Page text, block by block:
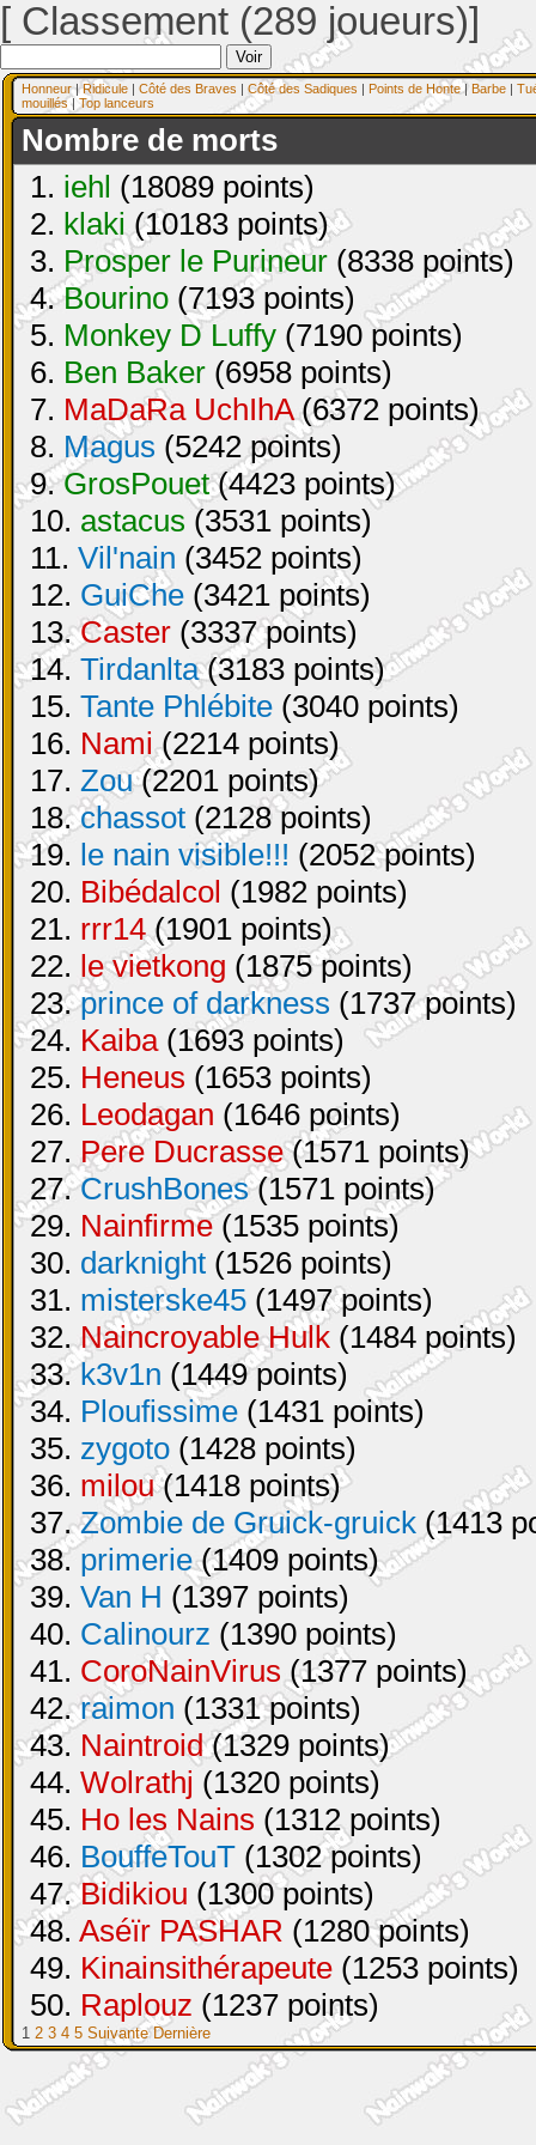
[ Classement (289 joueurs)]
Honneur|Ridicule | Côté des Braves | Côté des Sadiques | Points de Honte| Barbe |
mouillés| Top lanceurs
Nombre de morts
1. iehl (18089 points)
2. klaki(10183 points)
3. Prosper le Purineur (8338 points)
4.Bourino (7193 points)
5. Monkey D Luffy (7190 points)
6. Ben Baker (6958 points)
7. MaDaRa UchIhA(6372 points)
8. Magus (5242 points)
9.GrosPouet(4423 points)
10. astacus (3531 points)
11. Vil'nain (3452 points)
12. GuiChe (3421 points)
13.Caster (3337 points)
14. Tirdanlta(3183 points)
15. Tante Phlébite (3040 points)
16. Nami(2214 points)
17. Zou(2201 points)
18.chassot (2128 points)
19. le nain visible!!! (2052 points)
20. Bibédalcol (1982 points)
21. rrr14(1901 points)
22. le vietkong (1875 points)
23.prince of darkness (1737 points)
24. Kaiba(1693 points)
25. Heneus (1653 points)
26. Leodagan (1646 points)
27. Pere Ducrasse(1571 points)
27.CrushBones(1571 points)
29. Nainfirme(1535 points)
30. darknight (1526 points)
31. misterske45 (1497 points)
32.Naincroyable Hulk (1484 points)
33.k3v1n (1449 points)
34. Ploufissime (1431 points)
35. zygoto (1428 points)
36. milou(1418 points)
37.Zombie de Gruick-gruick (1413
38.primerie(1409 points)
39. Van H (1397 points)
40. Calinourz (1390 points)
41. CoroNainVirus(1377 points)
42.raimon (1331 points)
43. Naintroid(1329 points)
44. Wolrathj (1320 points)
45. Ho les Nains (1312 points)
46. BouffeTouT (1302 points)
47.Bidikiou (1300 points)
48. Aséïr PASHAR (1280 points)
49. Kinainsithérapeute (1253 points)
50. Raplouz (1237 points)
1 2 3 4 5 Suivante Dernière